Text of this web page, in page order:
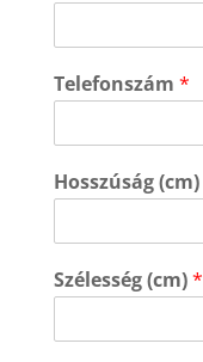
Telefonszám *
Hosszúság (cm)
Szélesség (cm)*